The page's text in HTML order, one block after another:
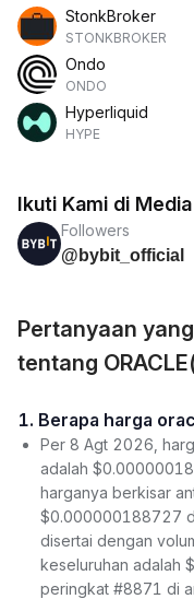
StonkBroker
STONKBROKER
Ondo
ONDO
Hyperliquid
HYPE
Ikuti Kami di
Followers
@bybit_official
Pertanyaan
tentang
1. Berapa harga
Per 8 Agt 2026,
adalah
harganya berkisar
$0.000000188727
disertai dengan
keseluruhan adalah
peringkat #8871 di